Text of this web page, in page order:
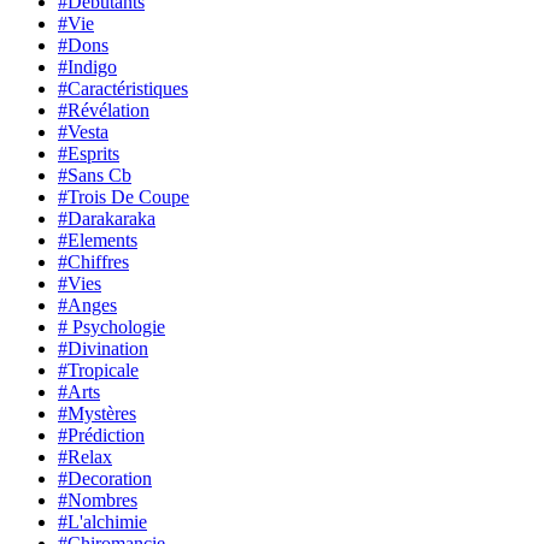
#Vie
#Dons
#Indigo
#Caractéristiques
#Révélation
#Vesta
#Esprits
#Sans Cb
#Trois De Coupe
#Darakaraka
#Elements
#Chiffres
#Vies
#Anges
# Psychologie
#Divination
#Tropicale
#Arts
#Mystères
#Prédiction
#Relax
#Decoration
#Nombres
#L'alchimie